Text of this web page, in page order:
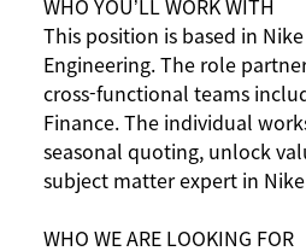
WHO YOU’LL WORK WITH
This position is based in
Engineering. The role
cross-functional teams
Finance. The individual
seasonal quoting, unlock
subject matter expert in
WHO WE ARE LOOKING FOR